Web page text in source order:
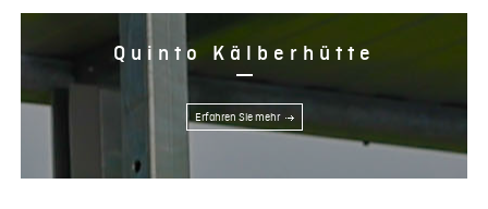
Quinto Kälberhütte
Erfahren Sie mehr